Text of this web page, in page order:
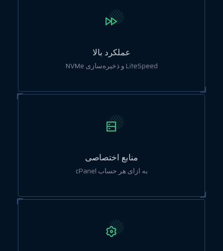
عملکرد بالا
LiteSpeed و ذخیره‌سازی NVMe
منابع اختصاصی
به ازای هر حساب cPanel